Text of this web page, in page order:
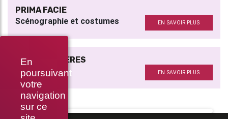
En
poursuivant
votre
navigation
sur ce
PRIMA FACIE
Scénographie et costumes EN SAVOIR PLUS
LES PÂTISSIÈRES
Costumes EN SAVOIR PLUS